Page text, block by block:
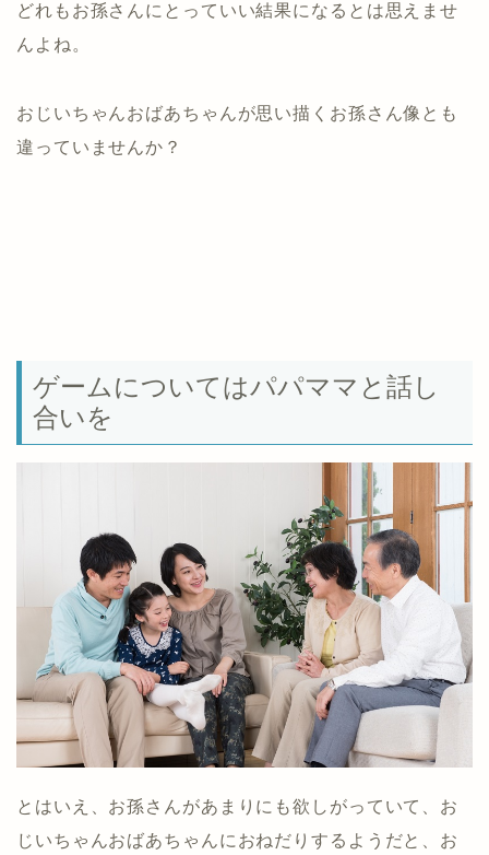
どれもお孫さんにとっていい結果になるとは思えませ
んよね。
おじいちゃんおばあちゃんが思い描くお孫さん像とも
違っていませんか？
ゲームについてはパパママと話し
合いを
とはいえ、お孫さんがあまりにも欲しがっていて、お
じいちゃんおばあちゃんにおねだりするようだと、お